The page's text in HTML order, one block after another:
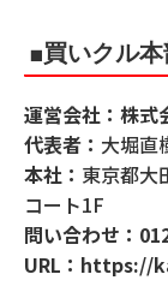
■買いクル
運営会社：株式
代表者： 大堀直
本社： 東京都大
コート1F
問い合わせ：
URL： https://